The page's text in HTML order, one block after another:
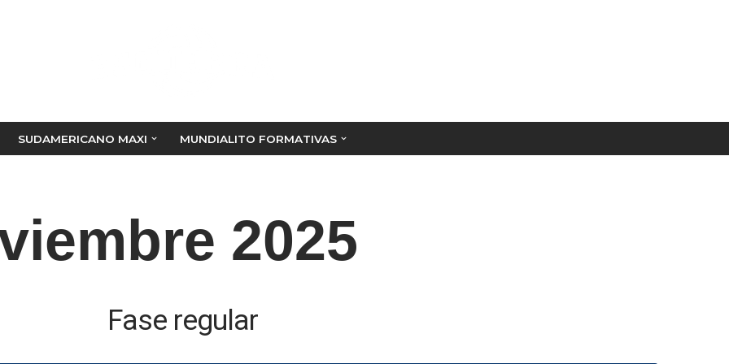
SUDAMERICANO MAXI MUNDIALITO FORMATIVAS
2025
Fase regular